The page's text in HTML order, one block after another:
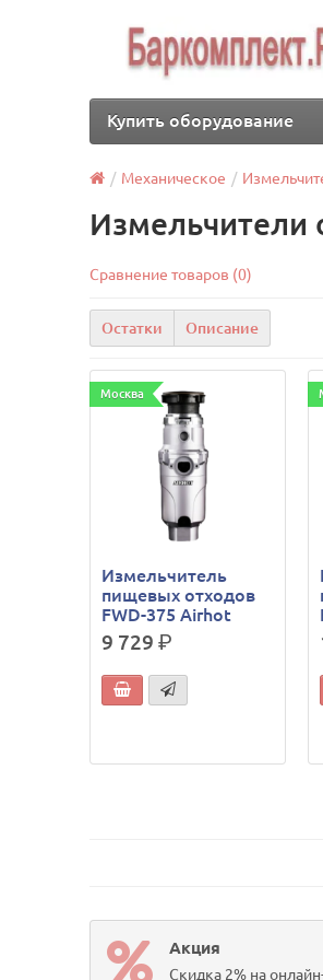
Купить оборудование
Механическое
Измельчители
Сравнение товаров (0)
Остатки Описание
Москва
Измельчитель
пищевых отходов
FWD-375 Airhot
9 729р.
Акция
Скидка 2% на